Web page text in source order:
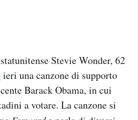
Europa
Altrecose
Mondiali calcio 2026
Stevie Wonder, 62
ieri una canzone di supporto
Barack Obama, in cui
a votare. La canzone si